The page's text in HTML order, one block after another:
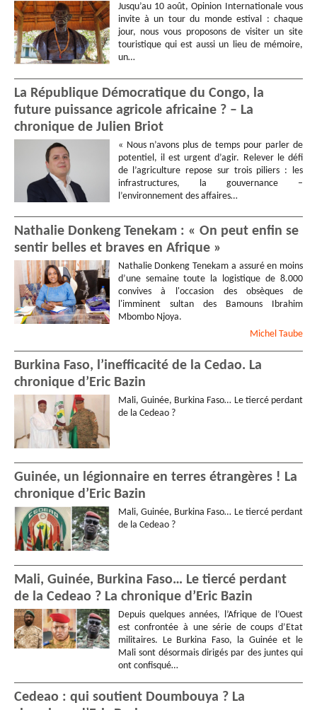
Jusqu’au 10 août, Opinion Internationale vous
invite à un tour du monde estival : chaque
jour, nous vous proposons de visiter un site
touristique qui est aussi un lieu de mémoire,
un…
La République Démocratique du Congo, la
future puissance agricole africaine ? – La
chronique de Julien Briot
« Nous n’avons plus de temps pour parler de
potentiel, il est urgent d’agir. Relever le défi
de l’agriculture repose sur trois piliers : les
infrastructures, la gouvernance –
l’environnement des affaires…
Nathalie Donkeng Tenekam : « On peut enfin se
sentir belles et braves en Afrique »
Nathalie Donkeng Tenekam a assuré en moins
d’une semaine toute la logistique de 8.000
convives à l'occasion des obsèques de
l'imminent sultan des Bamouns Ibrahim
Mbombo Njoya.
Michel Taube
Burkina Faso, l’inefficacité de la Cedao. La
chronique d’Eric Bazin
Mali, Guinée, Burkina Faso… Le tiercé perdant
de la Cedeao ?
Guinée, un légionnaire en terres étrangères ! La
chronique d’Eric Bazin
Mali, Guinée, Burkina Faso… Le tiercé perdant
de la Cedeao ?
Mali, Guinée, Burkina Faso… Le tiercé perdant
de la Cedeao ? La chronique d’Eric Bazin
Depuis quelques années, l’Afrique de l’Ouest
est confrontée à une série de coups d’Etat
militaires. Le Burkina Faso, la Guinée et le
Mali sont désormais dirigés par des juntes qui
ont confisqué…
Cedeao : qui soutient Doumbouya ? La